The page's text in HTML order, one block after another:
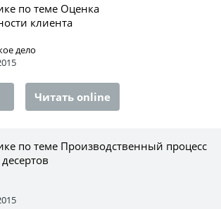
по теме Оценка
клиента
дело
Читать online
по теме Производственный процесс